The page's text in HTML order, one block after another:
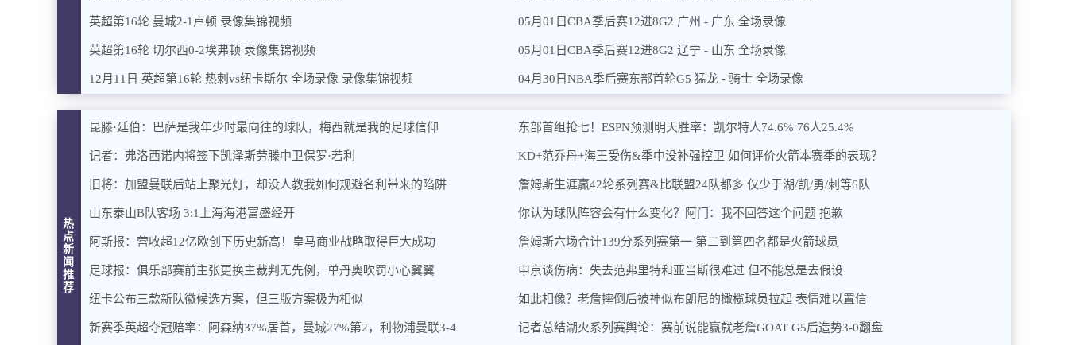
英超第16轮 曼城2-1卢顿 录像集锦视频
英超第16轮 切尔西0-2埃弗顿 录像集锦视频
12月11日 英超第16轮 热刺vs纽卡斯尔 全场录像 录像集锦视频
05月01日CBA季后赛12进8G2 广州 - 广东 全场录像
05月01日CBA季后赛12进8G2 辽宁 - 山东 全场录像
04月30日NBA季后赛东部首轮G5 猛龙 - 骑士 全场录像
热
点
新
闻
推
荐
昆滕·廷伯：巴萨是我年少时最向往的球队，梅西就是我的足球信仰
记者：弗洛西诺内将签下凯泽斯劳滕中卫保罗·若利
旧将：加盟曼联后站上聚光灯，却没人教我如何规避名利带来的陷阱
山东泰山B队客场 3:1上海海港富盛经开
阿斯报：营收超12亿欧创下历史新高！皇马商业战略取得巨大成功
足球报：俱乐部赛前主张更换主裁判无先例，单丹奥吹罚小心翼翼
纽卡公布三款新队徽候选方案，但三版方案极为相似
新赛季英超夺冠赔率：阿森纳37%居首，曼城27%第2，利物浦曼联3-4
东部首组抢七！ESPN预测明天胜率：凯尔特人74.6% 76人25.4%
KD+范乔丹+海王受伤&季中没补强控卫 如何评价火箭本赛季的表现？
詹姆斯生涯赢42轮系列赛&比联盟24队都多 仅少于湖/凯/勇/刺等6队
你认为球队阵容会有什么变化？阿门：我不回答这个问题 抱歉
詹姆斯六场合计139分系列赛第一 第二到第四名都是火箭球员
申京谈伤病：失去范弗里特和亚当斯很难过 但不能总是去假设
如此相像？老詹摔倒后被神似布朗尼的橄榄球员拉起 表情难以置信
记者总结湖火系列赛舆论：赛前说能赢就老詹GOAT G5后造势3-0翻盘